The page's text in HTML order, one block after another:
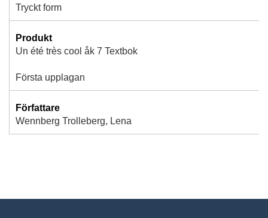
Tryckt form
Produkt
Un été très cool åk 7 Textbok
Första upplagan
Författare
Wennberg Trolleberg, Lena